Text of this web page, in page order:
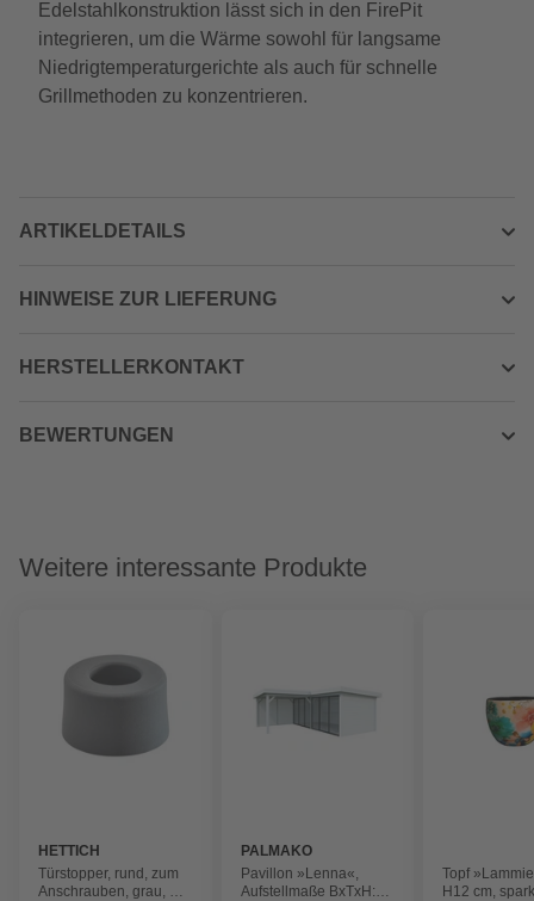
Edelstahlkonstruktion lässt sich in den FirePit
integrieren, um die Wärme sowohl für langsame
Niedrigtemperaturgerichte als auch für schnelle
Grillmethoden zu konzentrieren.
ARTIKELDETAILS
HINWEISE ZUR LIEFERUNG
HERSTELLERKONTAKT
BEWERTUNGEN
Weitere interessante Produkte
HETTICH
Türstopper, rund, zum
Anschrauben, grau, Ø
PALMAKO
Pavillon »Lenna«,
Aufstellmaße BxTxH:
Topf
H12 cm,